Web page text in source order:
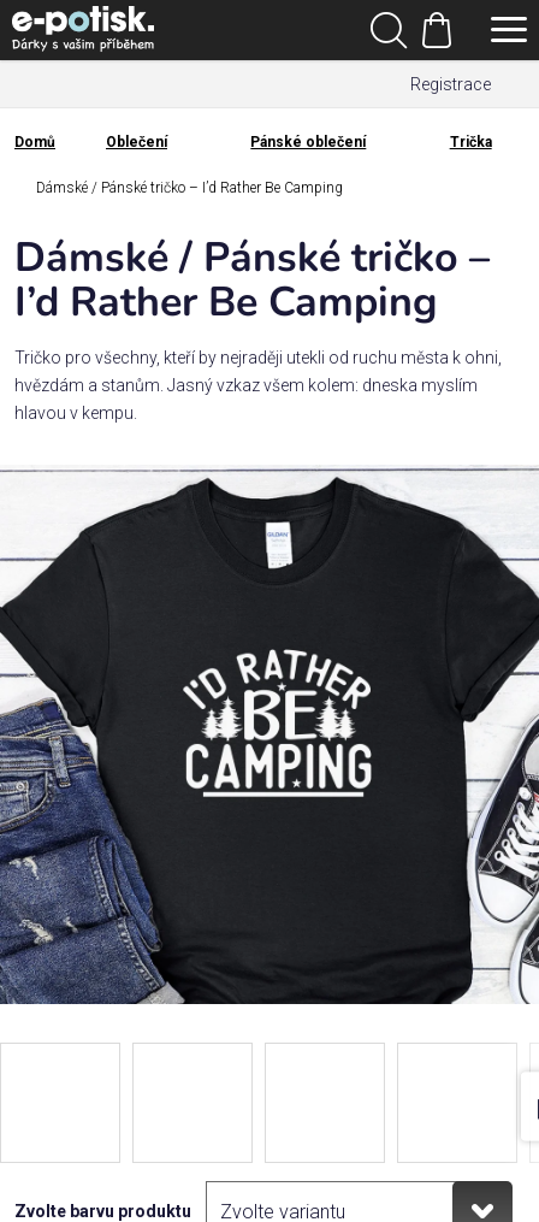
Přejít
na
obsah
Registrace
Hledat
Nákupní
košík
Kategorie
Dárek
pro
Rodina
/
Láska
Povolání,
Příležitosti
Domácnost
Kolekce
Oblečení
Přihlášení
Domů
Domů Oblečení Pánské oblečení Trička
Dámské / Pánské tričko – I’d Rather Be Camping
Zvolte barvu produktu
Dámské / Pánské tričko –
I’d Rather Be Camping
Tričko pro všechny, kteří by nejraději utekli od ruchu města k ohni,
hvězdám a stanům. Jasný vzkaz všem kolem: dneska myslím
hlavou v kempu.